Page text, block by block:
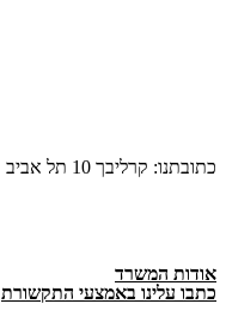
כתובתנו: קרליבך 10 תל אביב
אודות המשרד
כתבו עלינו באמצעי התקשורת